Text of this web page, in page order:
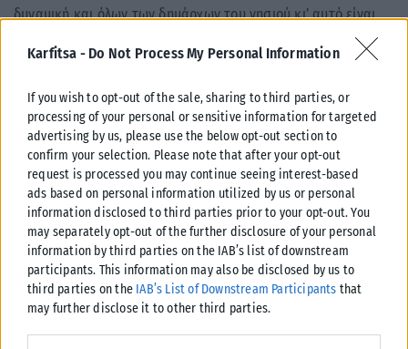
Karfitsa - Do Not Process My Personal Information
If you wish to opt-out of the sale, sharing to third parties, or
processing of your personal or sensitive information for targeted
advertising by us, please use the below opt-out section to
confirm your selection. Please note that after your opt-out
request is processed you may continue seeing interest-based
ads based on personal information utilized by us or personal
information disclosed to third parties prior to your opt-out. You
may separately opt-out of the further disclosure of your personal
information by third parties on the IAB’s list of downstream
participants. This information may also be disclosed by us to
third parties on the IAB’s List of Downstream Participants that
may further disclose it to other third parties.
Please note that this website/app uses one or more Google
δυναμική και όλων των δημάρχων του νησιού κι’ αυτό είναι
πραγματικά ένα ζηλευτό παράδειγμα για όλη την χώρα», το
οποίο όπως εξήγησε «μας δίνει το δικαίωμα να διεκδικούμε
Τον κ. Σκρέκα που συνεχίζει τις επαφές στο Ηράκλειο
συνοδεύει ο γραμματέας Οργανωτικού της ΝΔ Στέλιος
Κονταδάκης, ο πρόεδρος της ΔΕΕΠ ΗΡΑΚΛΕΙΟΥ Κώστας
Γιαννουλάκης, οι βουλευτές της ΝΔ Λευτέρης Αυγενάκης,
Κώστας Κεφαλογιάννης και Μάξιμος Σενετάκης, αλλά και
στελέχη της Νομαρχιακής Επιτροπής της ΝΔ.
Tags: ΚΥΡΙΑΚΟΣ ΜΗΤΣΟΤΑΚΗΣ Κώστας Σκρέκας